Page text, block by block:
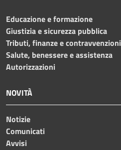
Educazione e formazione
Giustizia e sicurezza pubblica
Tributi, finanze e contravvenzioni
Salute, benessere e assistenza
Autorizzazioni
NOVITÀ
Notizie
Comunicati
Avvisi